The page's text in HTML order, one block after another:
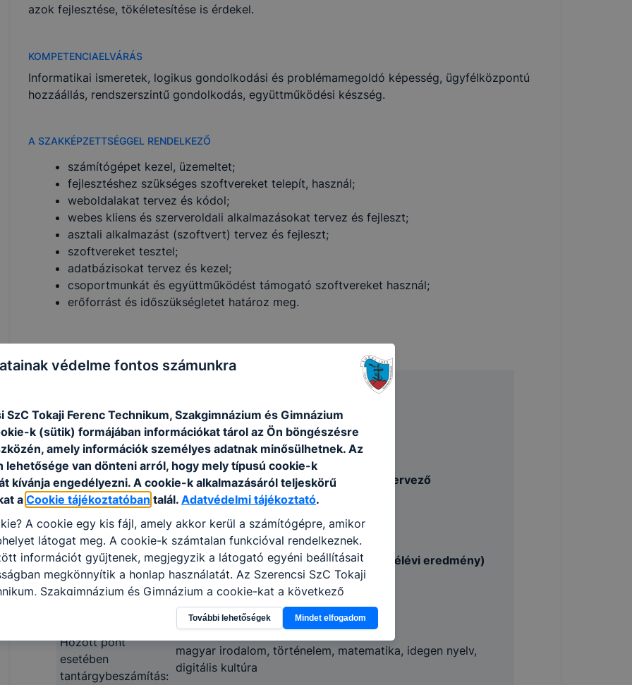
azok fejlesztése, tökéletesítése is érdekel.
KOMPETENCIAELVÁRÁS
Informatikai ismeretek, logikus gondolkodási és problémamegoldó képesség, ügyfélközpontú
hozzáállás, rendszerszintű gondolkodás, együttműködési készség.
A SZAKKÉPZETTSÉGGEL RENDELKEZŐ
számítógépet kezel, üzemeltet;
fejlesztéshez szükséges szoftvereket telepít, használ;
weboldalakat tervez és kódol;
webes kliens és szerveroldali alkalmazásokat tervez és fejleszt;
asztali alkalmazást (szoftvert) tervez és fejleszt;
szoftvereket tesztel;
adatbázisokat tervez és kezel;
csoportmunkát és együttműködést támogató szoftvereket használ;
erőforrást és időszükségletet határoz meg.
Megnevezése:
Informatika és távközlés ágazat
Tervezett létszám:
16 fő
Megszerezhető
szakmai képesítés:
5-0613-12-03 – Szoftverfejlesztő és -tervező
Jellege:
Idegen nyelv:
Angol, német
Felvételi kérelmek
elbírálása
Tanulmányi eredmények (7. év végi, 8. félévi eredmény)
alapján
maximum 50 pont
Hozott pont
esetében
tantárgybeszámítás:
magyar irodalom, történelem, matematika, idegen nyelv,
digitális kultúra
védelme fontos számunkra
SzC Tokaji Ferenc Technikum, Szakgimnázium és Gimnázium
k (sütik) formájában információkat tárol az Ön böngészésre
amely információk személyes adatnak minősülhetnek. Az
lehetősége van dönteni arról, hogy mely típusú cookie-k
kívánja engedélyezni. A cookie-k alkalmazásáról teljeskörű
a Cookie tájékoztatóban talál. Adatvédelmi tájékoztató.
A cookie egy kis fájl, amely akkor kerül a számítógépre, amikor
látogat meg. A cookie-k számtalan funkcióval rendelkeznek.
információt gyűjtenek, megjegyzik a látogató egyéni beállításait
megkönnyítik a honlap használatát. Az Szerencsi SzC Tokaji
Szakgimnázium és Gimnázium a cookie-kat a következő
információ gyűjtése azzal kapcsolatban, hogyan használja Ön
-annak felmérésével, hogy a honlap melyik részeit látogatja, vagy
így megtudhatjuk, hogyan biztosítsunk Önnek még jobb
élményt, ha ismét meglátogatja oldalunkat, honlap fejlesztése.
és hogyan tudja kikapcsolni a cookie-kat? Minden modern
További lehetőségek Mindet elfogadom